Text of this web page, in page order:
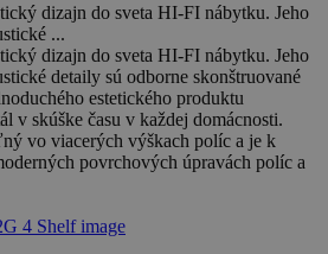
dizajn do sveta HI-FI nábytku. Jeho
...
dizajn do sveta HI-FI nábytku. Jeho
detaily sú odborne skonštruované
estetického produktu
v skúške času v každej domácnosti.
vo viacerých výškach políc a je k
povrchových úpravách políc a